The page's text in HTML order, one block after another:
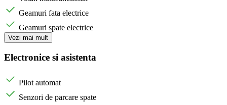
Geamuri fata electrice
Geamuri spate electrice
Vezi mai mult
Electronice si asistenta
Pilot automat
Senzori de parcare spate